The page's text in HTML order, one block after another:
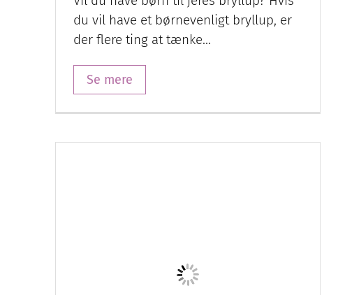
bryllupskoordinator?